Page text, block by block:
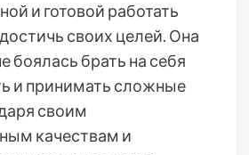
и готовой работать
своих целей. Она
боялась брать на себя
и принимать сложные
своим
качествам и